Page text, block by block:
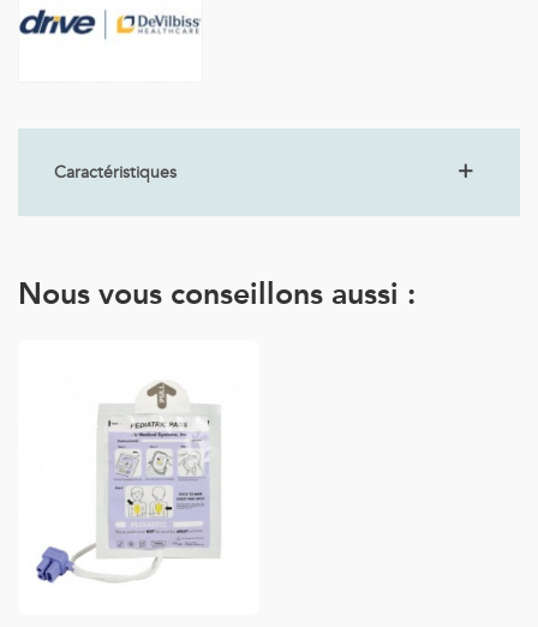
Caractéristiques
Nous vous conseillons aussi :